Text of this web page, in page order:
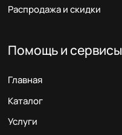
Распродажа и скидки
Помощь и сервисы
Главная
Каталог
Услуги